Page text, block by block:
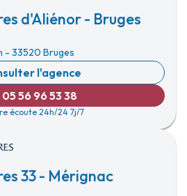
d'Aliénor - Bruges
- 33520 Bruges
l'agence
05 56 96 53 38
écoute 24h/24 7j/7
33 - Mérignac